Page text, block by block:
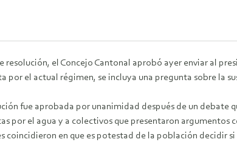
resolución, el Concejo Cantonal aprobó ayer enviar al
por el actual régimen, se incluya una pregunta sobre la
fue aprobada por unanimidad después de un debate
por el agua y a colectivos que presentaron argumentos
coincidieron en que es potestad de la población decidir